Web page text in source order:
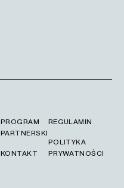
PROGRAM
PARTNERSKI
KONTAKT
REGULAMIN
POLITYKA
PRYWATNOŚCI